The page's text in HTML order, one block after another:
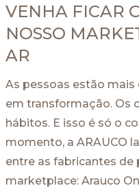
VENHA FICAR
NOSSO
AR
As pessoas estão
em transformação. Os
hábitos. E isso é só o
momento, a ARAUCO
entre as fabricantes de
marketplace: Arauco